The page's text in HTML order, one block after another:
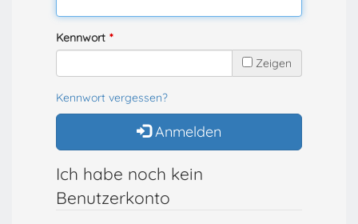
Kennwort
Zeigen
Kennwort vergessen?
Anmelden
Ich habe noch kein
Benutzerkonto